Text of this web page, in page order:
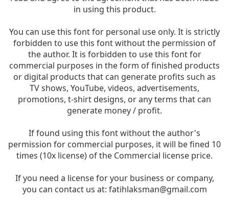
in using this product.
You can use this font for personal use only. It is strictly
forbidden to use this font without the permission of
the author. It is forbidden to use this font for
commercial purposes in the form of finished products
or digital products that can generate profits such as
TV shows, YouTube, videos, advertisements,
promotions, t-shirt designs, or any terms that can
generate money / profit.
If found using this font without the author's
permission for commercial purposes, it will be fined 10
times (10x license) of the Commercial license price.
If you need a license for your business or company,
you can contact us at: fatihlaksman@gmail.com